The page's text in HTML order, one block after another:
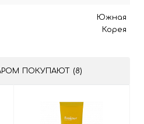
Южная
Корея
ПОКУПАЮТ (8)